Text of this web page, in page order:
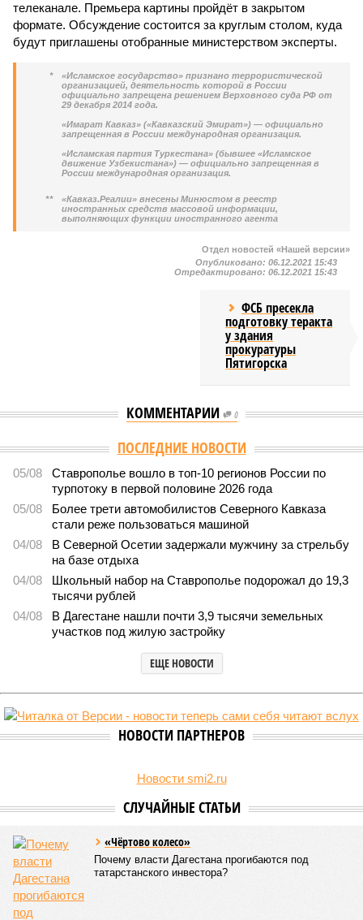
телеканале. Премьера картины пройдёт в закрытом
формате. Обсуждение состоится за круглым столом, куда
будут приглашены отобранные министерством эксперты.
*
«Исламское государство» признано террористической
организацией, деятельность которой в России
официально запрещена решением Верховного суда РФ от
29 декабря 2014 года.
«Имарат Кавказ» («Кавказский Эмират») — официально
запрещенная в России международная организация.
«Исламская партия Туркестана» (бывшее «Исламское
движение Узбекистана») — официально запрещенная в
России международная организация.
**
«Кавказ.Реалии» внесены Минюстом в реестр
иностранных средств массовой информации,
выполняющих функции иностранного агента
Отдел новостей «Нашей версии»
Опубликовано: 06.12.2021 15:43
Отредактировано: 06.12.2021 15:43
ФСБ пресекла
подготовку теракта
у здания
прокуратуры
Пятигорска
КОММЕНТАРИИ 0
Версия //Общество //
Кабардино-Балкария и Северная Осетия попали в
топ-5 антирейтинга по детской преступности
Кабардино-Балкария и Северная Осетия попали в топ-5
антирейтинга по детской преступности
Тревожная статистика
детской преступности (фото: pixabay.com/fsHH)
Две республики Северного Кавказа продемонстрировали
существенный рост детской преступности по итогам первого
полугодия 2026-го.
месяцев текущего года было зафиксировано 58
деяния, что превышает показатель за аналогичный период
всего 16 человек.
В соседней Северной Осетии число подростков-
правонарушителей подскочило с 10 до 17. Обе
северокавказские республики в итоге оказались в первой